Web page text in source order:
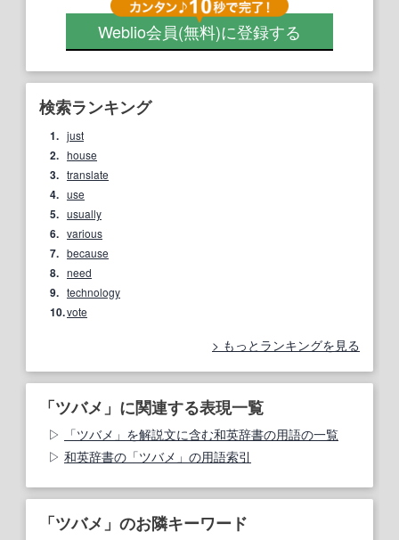
Weblio会員(無料)に登録する
検索ランキング
1. just
2. house
3. translate
4. use
5. usually
6. various
7. because
8. need
9. technology
10.vote
もっとランキングを見る
「ツバメ」に関連する表現一覧
「ツバメ」を解説文に含む和英辞書の用語の一覧
和英辞書の「ツバメ」の用語索引
「ツバメ」のお隣キーワード